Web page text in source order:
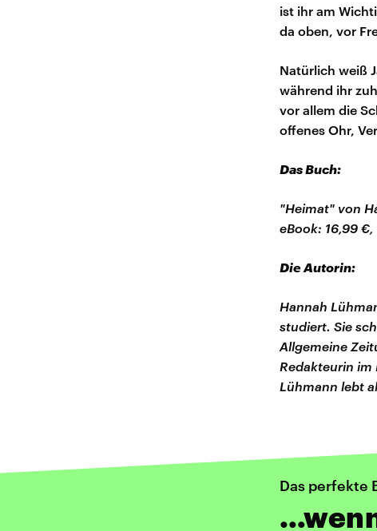
ist ihr am
da oben, vor
Natürlich weiß
während ihr
vor allem die
offenes Ohr,
Das Buch:
"Heimat" von
eBook: 16,99
Die Autorin:
Hannah
studiert. Sie
Allgemeine
Redakteurin im
Lühmann lebt
Das perfekte